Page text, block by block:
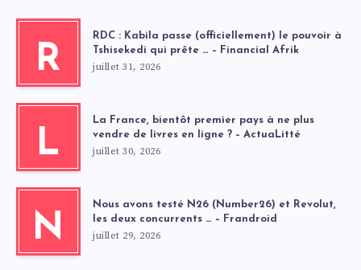
R
RDC : Kabila passe (officiellement) le pouvoir à
Tshisekedi qui prête … – Financial Afrik
juillet 31, 2026
L
La France, bientôt premier pays à ne plus
vendre de livres en ligne ? – ActuaLitté
juillet 30, 2026
N
Nous avons testé N26 (Number26) et Revolut,
les deux concurrents … – Frandroid
juillet 29, 2026